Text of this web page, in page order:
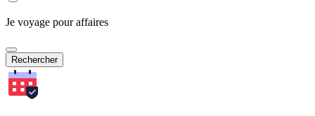
Je voyage pour affaires
Rechercher